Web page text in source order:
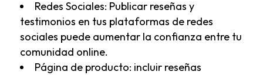
Redes Sociales: Publicar reseñas y
testimonios en tus plataformas de redes
sociales puede aumentar la confianza entre tu
comunidad online.
Página de producto: incluirreseñas